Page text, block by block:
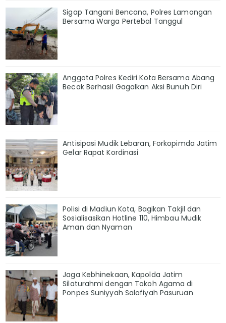
Sigap Tangani Bencana, Polres Lamongan
Bersama Warga Pertebal Tanggul
Anggota Polres Kediri Kota Bersama Abang
Becak Berhasil Gagalkan Aksi Bunuh Diri
Antisipasi Mudik Lebaran, Forkopimda Jatim
Gelar Rapat Kordinasi
Polisi di Madiun Kota, Bagikan Takjil dan
Sosialisasikan Hotline 110, Himbau Mudik
Aman dan Nyaman
Jaga Kebhinekaan, Kapolda Jatim
Silaturahmi dengan Tokoh Agama di
Ponpes Suniyyah Salafiyah Pasuruan